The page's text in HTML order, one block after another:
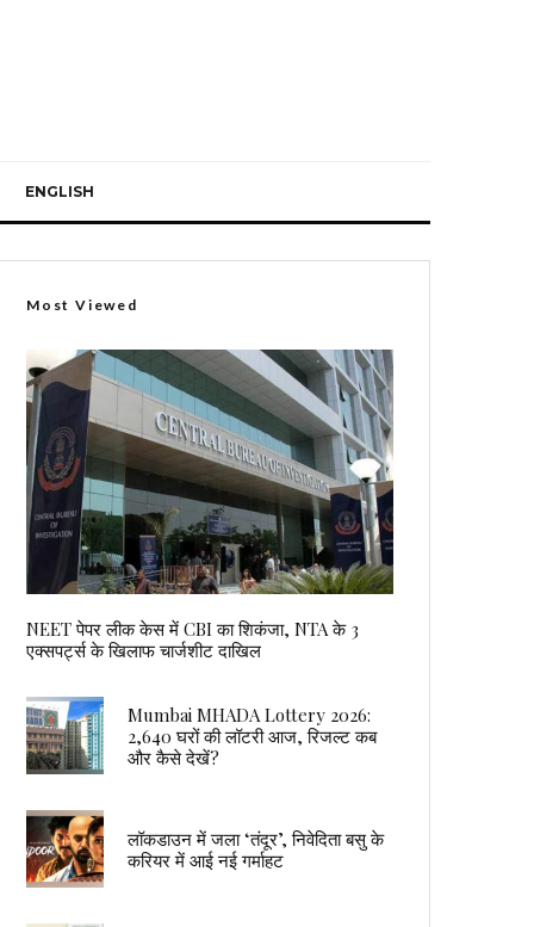
ENGLISH
Most Viewed
NEET पेपर लीक केस में CBI का शिकंजा, NTA के 3
एक्सपर्ट्स के खिलाफ चार्जशीट दाखिल
Mumbai MHADA Lottery 2026:
2,640 घरों की लॉटरी आज, रिजल्ट कब
और कैसे देखें?
लॉकडाउन में जला ‘तंदूर’, निवेदिता बसु के
करियर में आई नई गर्माहट